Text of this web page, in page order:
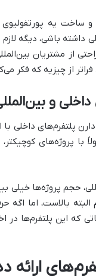
و ساخت یه
داشته باشی، دیگه
از مشتریان
از چیزیه که فکر
و
پلتفرم‌های داخلی با
با پروژه‌های
حجم پروژه‌ها
بالاست، اما
که این پلتفرم‌ها